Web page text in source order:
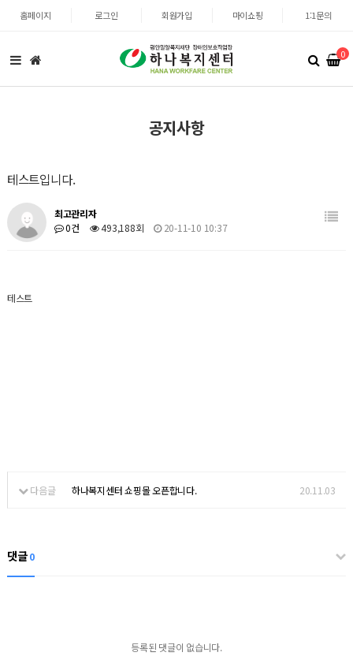
홈페이지 로그인 회원가입 마이쇼핑 1:1문의
0
공지사항
테스트입니다.
최고관리자
0건
493,188회 20-11-10 10:37
테스트
다음글 하나복지센터 쇼핑몰 오픈합니다. 20.11.03
댓글0
등록된 댓글이 없습니다.